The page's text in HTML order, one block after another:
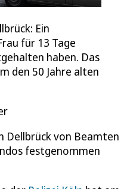
Ein
für 13 Tage
haben. Das
den 50 Jahre alten
Dellbrück von Beamten
festgenommen